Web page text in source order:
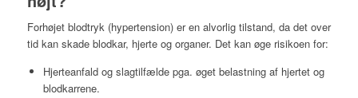
Forhøjet blodtryk (hypertension) er en alvorlig tilstand, da det over
tid kan skade blodkar, hjerte og organer. Det kan øge risikoen for:
Hjerteanfald og slagtilfælde pga. øget belastning af hjertet og
blodkarrene.